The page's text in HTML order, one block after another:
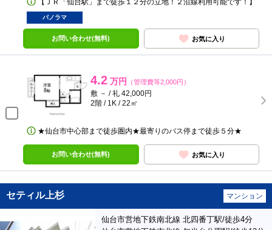
【ＪＲ「仙台駅」まで徒歩１２分の立地！２沿線利用可能です！】
パノラマ
お問い合わせ(無料) お気に入り
4.2 万円 （管理費等2,000円）
敷 － / 礼 42,000円
2階 / 1K / 22㎡
★仙台市中心部まで徒歩圏内★最寄りのバス停まで徒歩５分★
お問い合わせ(無料) お気に入り
セティル上杉 マンション
仙台市営地下鉄南北線 北四番丁駅/徒歩4分